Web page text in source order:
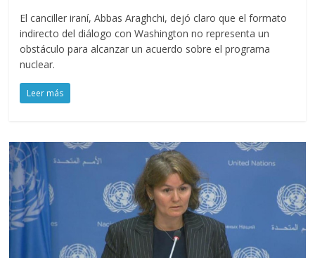
El canciller iraní, Abbas Araghchi, dejó claro que el formato
indirecto del diálogo con Washington no representa un
obstáculo para alcanzar un acuerdo sobre el programa
nuclear.
Leer más